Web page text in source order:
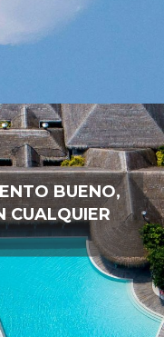
BUENO,
CUALQUIER